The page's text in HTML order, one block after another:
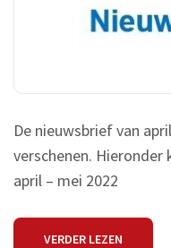
De nieuwsbrief van
verschenen.
april – mei 2022
VERDER LEZEN